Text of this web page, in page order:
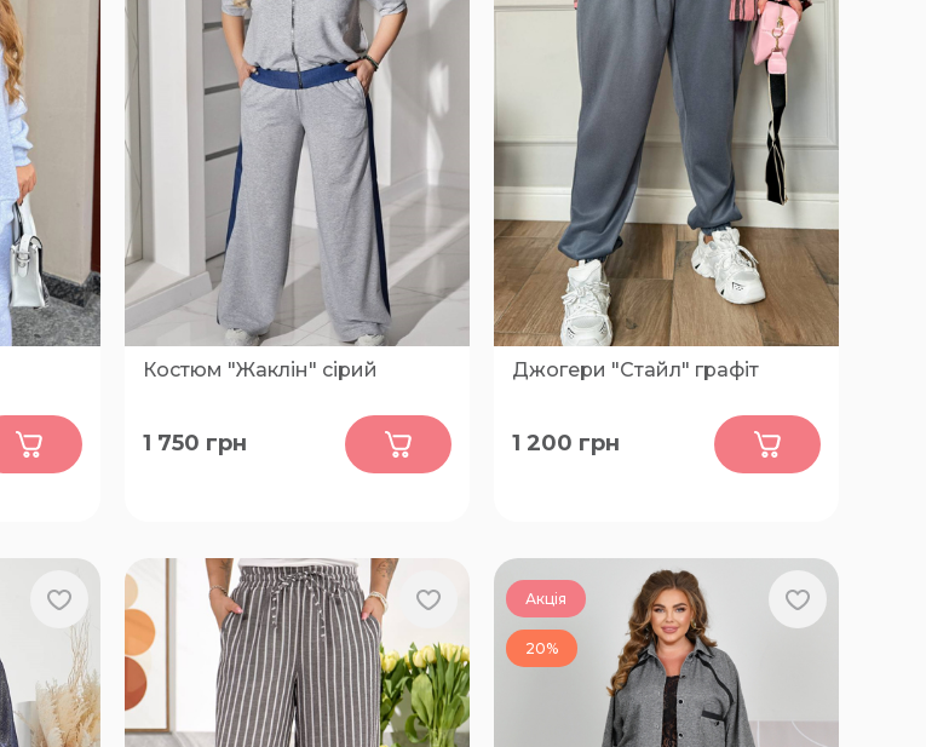
Костюм "Жаклін" сірий
50-52, 54-56, 58-60, 62-64
1 750 грн
Джогери "Стайл" графіт
48-50, 52-54, 56-58, 60-62
1 200 грн
Акція
20%